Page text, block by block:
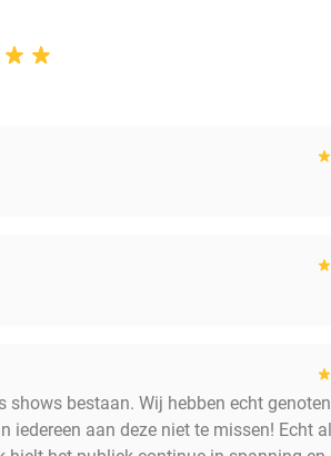
bestaan. Wij hebben echt
iedereen aan deze niet te missen! Echt